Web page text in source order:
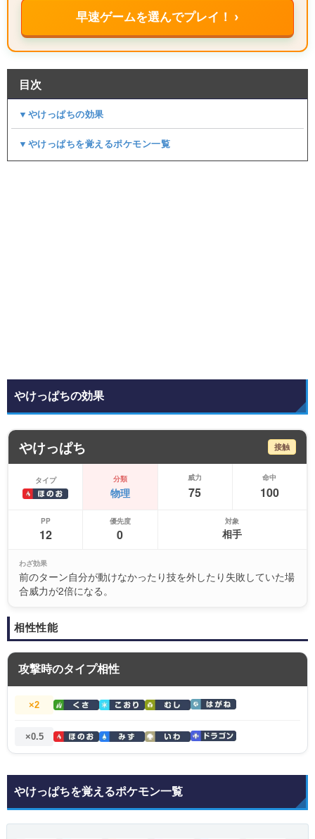
早速ゲームを選んでプレイ！ ›
目次
▼やけっぱちの効果
▼やけっぱちを覚えるポケモン一覧
やけっぱちの効果
やけっぱち 接触
タイプ 分類
物理
威力
75
命中
100
PP
12
優先度
0
対象
相手
わざ効果
前のターン自分が動けなかったり技を外したり失敗していた場
合威力が2倍になる。
相性性能
攻撃時のタイプ相性
×2
×0.5
やけっぱちを覚えるポケモン一覧